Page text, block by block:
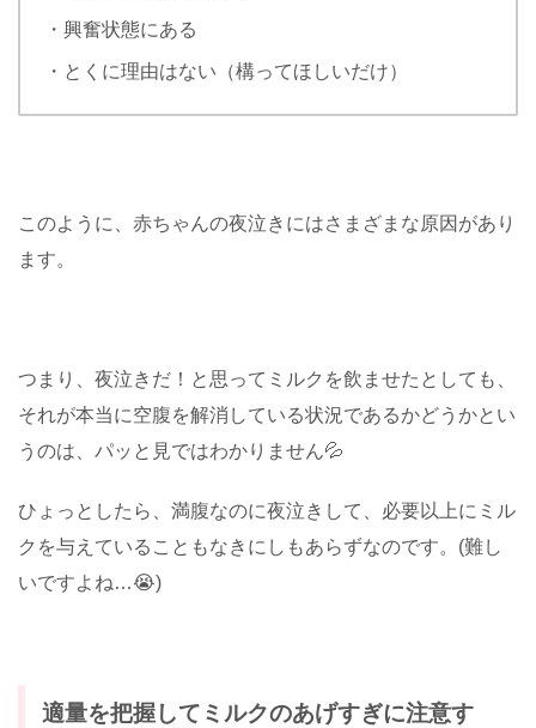
・興奮状態にある
・とくに理由はない（構ってほしいだけ）
このように、赤ちゃんの夜泣きにはさまざまな原因があり
ます。
つまり、夜泣きだ！と思ってミルクを飲ませたとしても、
それが本当に空腹を解消している状況であるかどうかとい
うのは、パッと見ではわかりません💦
ひょっとしたら、満腹なのに夜泣きして、必要以上にミル
クを与えていることもなきにしもあらずなのです。(難し
いですよね…😭)
適量を把握してミルクのあげすぎに注意す